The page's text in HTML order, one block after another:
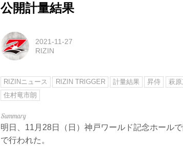
公開計量結果
2021-11-27
RIZIN
RIZINニュース RIZIN TRIGGER 計量結果 昇侍 萩
住村竜市朗
明日、11月28日（日）神戸ワールド記念ホール
で行われた。